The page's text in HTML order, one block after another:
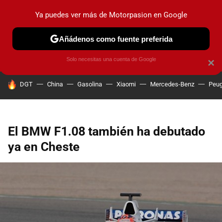
PRUEBAS COCHES ELÉCTRICOS OBSERVATORIO
HOY SE HABLA DE
DGT China Gasolina Xiaomi Mercedes-Benz
El BMW F1.08 también ha debutado
ya en Cheste
×
Ya puedes ver más de Motorpasion en Google
Añádenos como fuente preferida
Solo necesitas una cuenta de Google